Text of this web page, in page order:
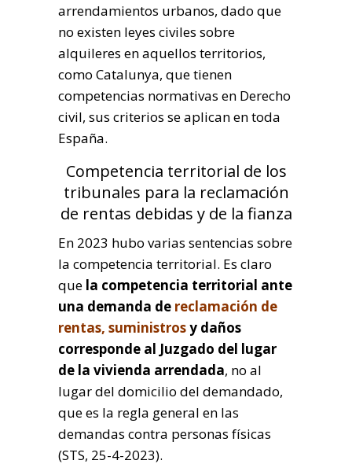
arrendamientos urbanos, dado que
no existen leyes civiles sobre
alquileres en aquellos territorios,
como Catalunya, que tienen
competencias normativas en Derecho
civil, sus criterios se aplican en toda
España.
Competencia territorial de los
tribunales para la reclamación
de rentas debidas y de la fianza
En 2023 hubo varias sentencias sobre
la competencia territorial. Es claro
que la competencia territorial ante
una demanda de reclamación de
rentas, suministrosy daños
corresponde al Juzgado del lugar
de la vivienda arrendada, no al
lugar del domicilio del demandado,
que es la regla general en las
demandas contra personas físicas
(STS, 25-4-2023).